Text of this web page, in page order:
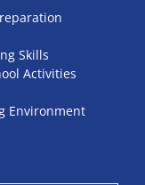
Skills
Activities
Environment